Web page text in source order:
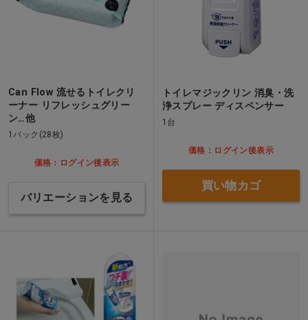
Can Flow 流せるトイレクリ
ーナー リフレッシュグリー
ン…他
1パック(28枚)
価格：ログイン後表示
バリエーションを見る
トイレマジックリン 消臭・洗
浄スプレー ディスペンサー
1台
価格：ログイン後表示
買い物カゴ